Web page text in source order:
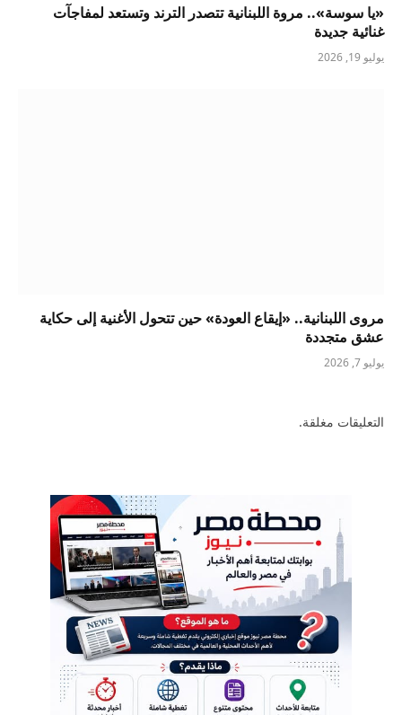
«يا سوسة».. مروة اللبنانية تتصدر الترند وتستعد لمفاجآت
غنائية جديدة
يوليو 19, 2026
مروى اللبنانية.. «إيقاع العودة» حين تتحول الأغنية إلى حكاية
عشق متجددة
يوليو 7, 2026
التعليقات مغلقة.